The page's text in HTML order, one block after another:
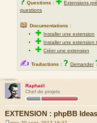
? Questions : ✚ Extensions
questions
📖 Documentations :
✚ Installer une extension
✚ Installer une extension
✚Créer une extension
✍ Traductions : ? Demander
Raphaël
Chef de projets
EXTENSION : phpBB